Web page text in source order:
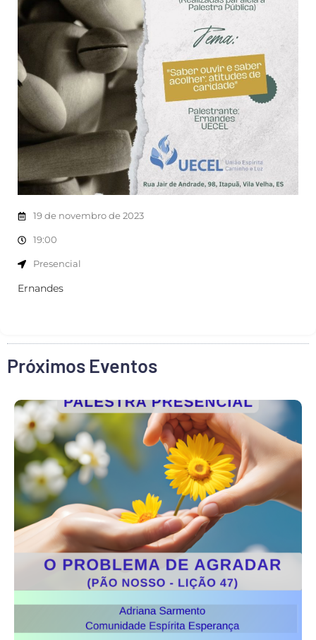
19 de novembro de 2023
19:00
Presencial
Ernandes
Próximos Eventos